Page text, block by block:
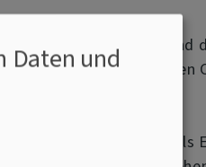
eines Engels ruht
des auferstandenen
Steinmeyer und als
Daten und